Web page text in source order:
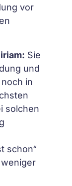
vor
Sie
und
in
solchen
schon“